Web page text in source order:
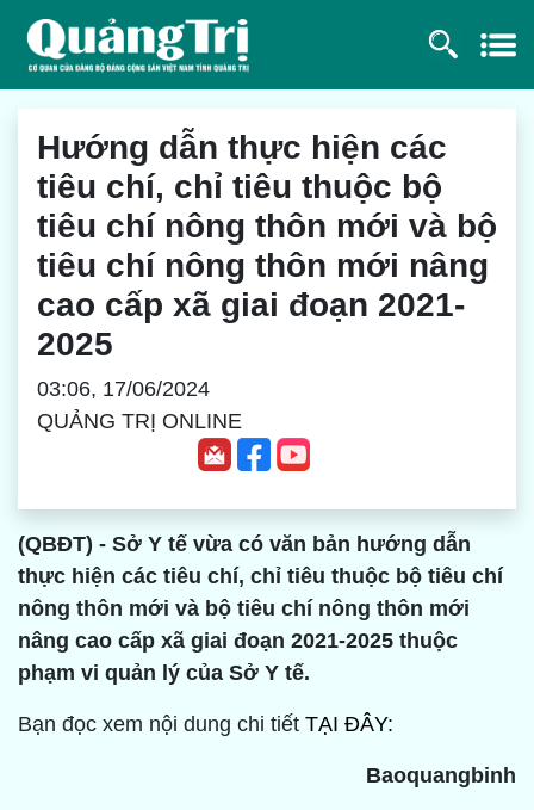
Hướng dẫn thực hiện các
tiêu chí, chỉ tiêu thuộc bộ
tiêu chí nông thôn mới và bộ
tiêu chí nông thôn mới nâng
cao cấp xã giai đoạn 2021-
2025
03:06, 17/06/2024
QUẢNG TRỊ ONLINE
(QBĐT) - Sở Y tế vừa có văn bản hướng dẫn
thực hiện các tiêu chí, chỉ tiêu thuộc bộ tiêu chí
nông thôn mới và bộ tiêu chí nông thôn mới
nâng cao cấp xã giai đoạn 2021-2025 thuộc
phạm vi quản lý của Sở Y tế.
Bạn đọc xem nội dung chi tiết TẠI ĐÂY:
Baoquangbinh